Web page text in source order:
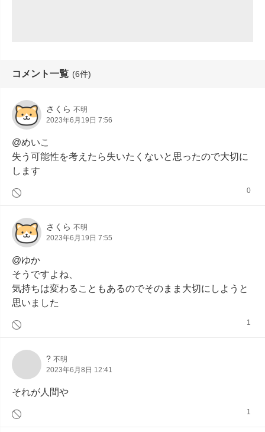
コメント一覧 (6件)
さくら 不明
2023年6月19日 7:56
@めいこ
失う可能性を考えたら失いたくないと思ったので大切に
します
0
さくら 不明
2023年6月19日 7:55
@ゆか
そうですよね、
気持ちは変わることもあるのでそのまま大切にしようと
思いました
1
? 不明
2023年6月8日 12:41
それが人間や
1